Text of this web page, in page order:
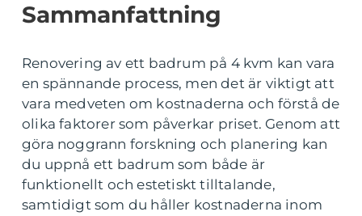
Sammanfattning
Renovering av ett badrum på 4 kvm kan vara
en spännande process, men det är viktigt att
vara medveten om kostnaderna och förstå de
olika faktorer som påverkar priset. Genom att
göra noggrann forskning och planering kan
du uppnå ett badrum som både är
funktionellt och estetiskt tilltalande,
samtidigt som du håller kostnaderna inom